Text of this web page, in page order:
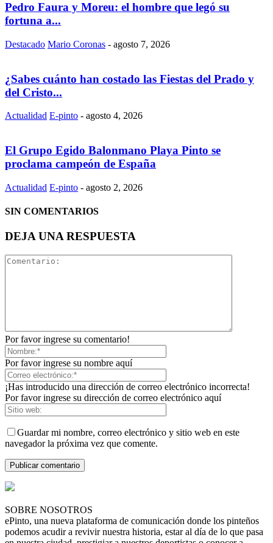
Pedro Faura y Moreu: el hombre que legó su
fortuna a...
Destacado Mario Coronas - agosto 7, 2026
¿Sabes cuánto han costado las Fiestas del Prado y
del Cristo...
Actualidad E-pinto - agosto 4, 2026
El Grupo Egido Balonmano Playa Pinto se
proclama campeón de España
Actualidad E-pinto - agosto 2, 2026
SIN COMENTARIOS
DEJA UNA RESPUESTA
Por favor ingrese su comentario!
Por favor ingrese su nombre aquí
¡Has introducido una dirección de correo electrónico incorrecta!
Por favor ingrese su dirección de correo electrónico aquí
Guardar mi nombre, correo electrónico y sitio web en este
navegador la próxima vez que comente.
SOBRE NOSOTROS
ePinto, una nueva plataforma de comunicación donde los pinteños
podemos acudir a revivir nuestra historia, estar al día de lo que pasa